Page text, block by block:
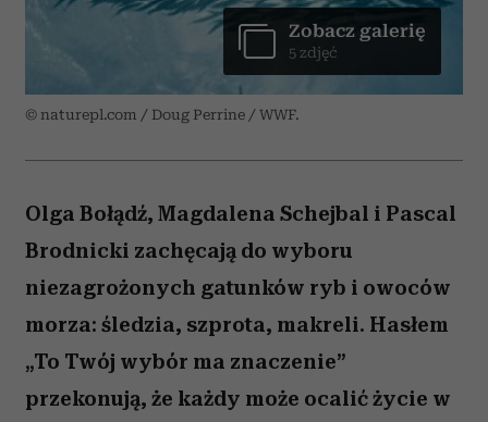
© naturepl.com / Doug Perrine / WWF.
Zobacz galerię
5 zdjęć
Olga Bołądź, Magdalena Schejbal i Pascal
Brodnicki zachęcają do wyboru
niezagrożonych gatunków ryb i owoców
morza: śledzia, szprota, makreli. Hasłem
„To Twój wybór ma znaczenie”
przekonują, że każdy może ocalić życie w